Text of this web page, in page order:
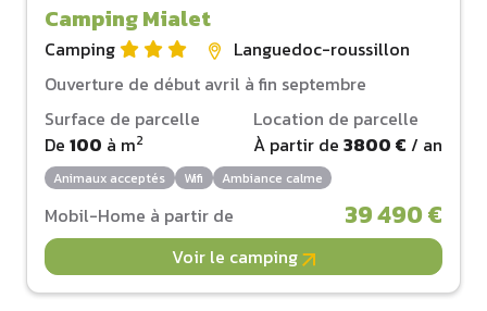
Camping Mialet
Camping
Languedoc-roussillon
Ouverture de début avril à fin septembre
Surface de parcelle
De 100 à m2
Location de parcelle
À partir de 3800 € / an
Animaux acceptés Wifi Ambiance calme
Mobil-Home à partir de 39 490 €
Voir le camping